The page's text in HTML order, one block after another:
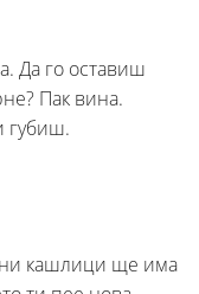
Да го оставиш
Пак вина.
губиш.
кашлици ще има